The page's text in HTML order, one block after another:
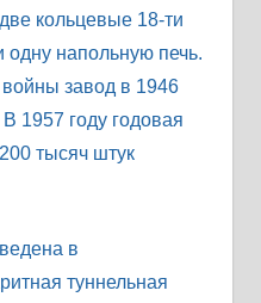
кольцевые 18-ти
одну напольную печь.
завод в 1946
1957 году годовая
тысяч штук
в
туннельная